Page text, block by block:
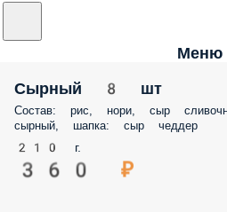
Меню
Сырный 8 шт
Состав: рис, нори, сыр
сырный, шапка: сыр чеддер
210 г.
360 ₽